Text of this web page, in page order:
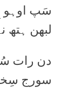
سَپ اوہو
لبھن ہتھ
دن رات
سورج